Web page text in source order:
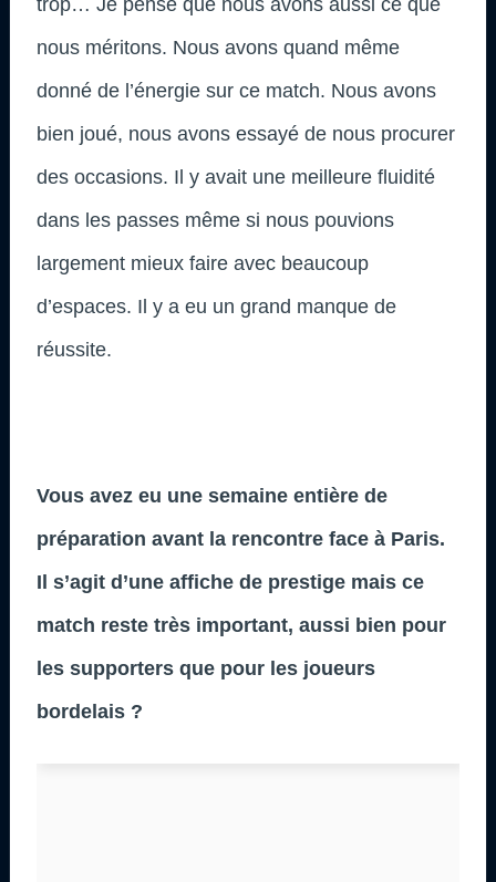
nous méritons. Nous avons quand même
donné de l’énergie sur ce match. Nous avons
bien joué, nous avons essayé de nous procurer
des occasions. Il y avait une meilleure fluidité
dans les passes même si nous pouvions
largement mieux faire avec beaucoup
d’espaces. Il y a eu un grand manque de
réussite.
Vous avez eu une semaine entière de
préparation avant la rencontre face à Paris.
Il s’agit d’une affiche de prestige mais ce
match reste très important, aussi bien pour
les supporters que pour les joueurs
bordelais ?